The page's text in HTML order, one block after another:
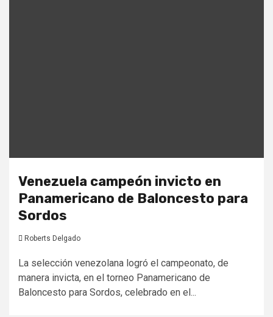
Venezuela campeón invicto en
Panamericano de Baloncesto para
Sordos
Roberts Delgado
La selección venezolana logró el campeonato, de
manera invicta, en el torneo Panamericano de
Baloncesto para Sordos, celebrado en el...